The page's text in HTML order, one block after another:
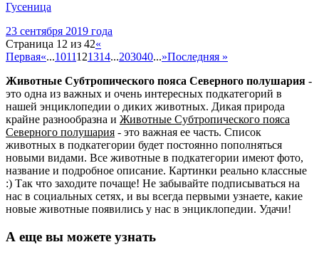
Гусеница
23 сентября 2019 года
Страница 12 из 42«
Первая«...1011121314...203040...»Последняя »
Животные Субтропического пояса Северного полушария -
это одна из важных и очень интересных подкатегорий в
нашей энциклопедии о диких животных. Дикая природа
крайне разнообразна и Животные Субтропического пояса
Северного полушария - это важная ее часть. Список
животных в подкатегории будет постоянно пополняться
новыми видами. Все животные в подкатегории имеют фото,
название и подробное описание. Картинки реально классные
:) Так что заходите почаще! Не забывайте подписываться на
нас в социальных сетях, и вы всегда первыми узнаете, какие
новые животные появились у нас в энциклопедии. Удачи!
А еще вы можете узнать